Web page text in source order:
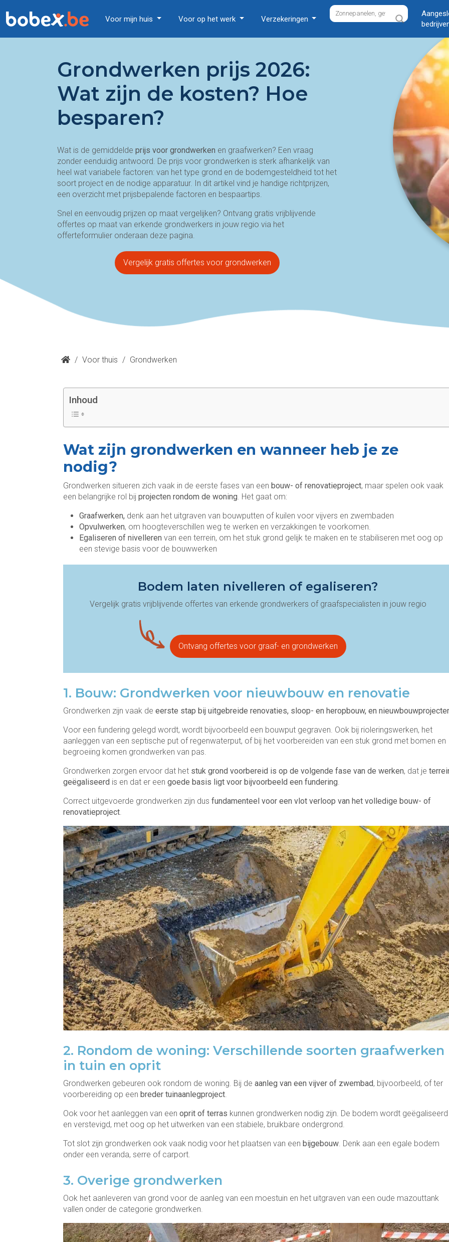
Voor mijn huis Voor op het werk Verzekeringen
Grondwerken prijs 2026:
Wat zijn de kosten? Hoe
besparen?
Wat is de gemiddelde prijs voor grondwerken en graafwerken? Een vraag
zonder eenduidig antwoord. De prijs voor grondwerken is sterk afhankelijk van
heel wat variabele factoren: van het type grond en de bodemgesteldheid tot het
soort project en de nodige apparatuur. In dit artikel vind je handige richtprijzen,
een overzicht met prijsbepalende factoren en bespaartips.
Snel en eenvoudig prijzen op maat vergelijken? Ontvang gratis vrijblijvende
offertes op maat van erkende grondwerkers in jouw regio via het
offerteformulier onderaan deze pagina.
Vergelijk gratis offertes voor grondwerken
/ Voor thuis / Grondwerken
Inhoud
Wat zijn grondwerken en wanneer heb je ze
nodig?
Grondwerken situeren zich vaak in de eerste fases van een bouw- of renovatieproject, maar spelen ook vaak
een belangrijke rol bij projecten rondom de woning. Het gaat om:
Graafwerken, denk aan het uitgraven van bouwputten of kuilen voor vijvers en zwembaden
Opvulwerken, om hoogteverschillen weg te werken en verzakkingen te voorkomen.
Egaliseren of nivelleren van een terrein, om het stuk grond gelijk te maken en te stabiliseren met oog op
een stevige basis voor de bouwwerken
Bodem laten nivelleren of egaliseren?
Vergelijk gratis vrijblijvende offertes van erkende grondwerkers of graafspecialisten in jouw regio
Ontvang offertes voor graaf- en grondwerken
1. Bouw: Grondwerken voor nieuwbouw en renovatie
Grondwerken zijn vaak de eerste stap bij uitgebreide renovaties, sloop- en heropbouw, en
Voor een fundering gelegd wordt, wordt bijvoorbeeld een bouwput gegraven. Ook bij rioleringswerken, het
aanleggen van een septische put of regenwaterput, of bij het voorbereiden van een stuk grond met bomen en
begroeiing komen grondwerken van pas.
Grondwerken zorgen ervoor dat het stuk grond voorbereid is op de volgende fase van de werken, dat je
geëgaliseerd is en dat er een goede basis ligt voor bijvoorbeeld een fundering.
Correct uitgevoerde grondwerken zijn dus fundamenteel voor een vlot verloop van het volledige bouw- of
renovatieproject.
2. Rondom de woning: Verschillende soorten graafwerken
in tuin en oprit
Grondwerken gebeuren ook rondom de woning. Bij de aanleg van een vijver of zwembad, bijvoorbeeld, of ter
voorbereiding op een breder tuinaanlegproject.
Ook voor het aanleggen van een oprit of terras kunnen grondwerken nodig zijn. De bodem wordt geëgaliseerd
en verstevigd, met oog op het uitwerken van een stabiele, bruikbare ondergrond.
Tot slot zijn grondwerken ook vaak nodig voor het plaatsen van een bijgebouw. Denk aan een egale bodem
onder een veranda, serre of carport.
3. Overige grondwerken
Ook het aanleveren van grond voor de aanleg van een moestuin en het uitgraven van een oude mazouttank
vallen onder de categorie grondwerken.